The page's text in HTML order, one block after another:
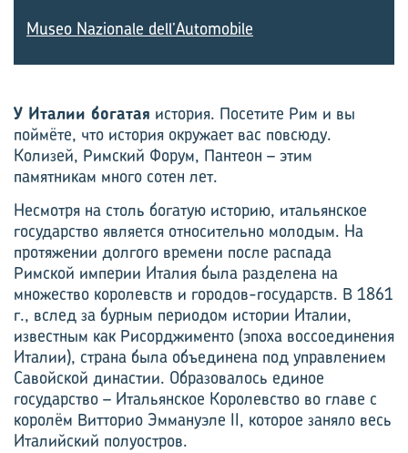
Museo Nazionale dell’Automobile
У Италии богатая история. Посетите Рим и вы
поймёте, что история окружает вас повсюду.
Колизей, Римский Форум, Пантеон – этим
памятникам много сотен лет.
Несмотря на столь богатую историю, итальянское
государство является относительно молодым. На
протяжении долгого времени после распада
Римской империи Италия была разделена на
множество королевств и городов-государств. В 1861
г., вслед за бурным периодом истории Италии,
известным как Рисорджименто (эпоха воссоединения
Италии), страна была объединена под управлением
Савойской династии. Образовалось единое
государство – Итальянское Королевство во главе с
королём Витторио Эммануэле II, которое заняло весь
Италийский полуостров.